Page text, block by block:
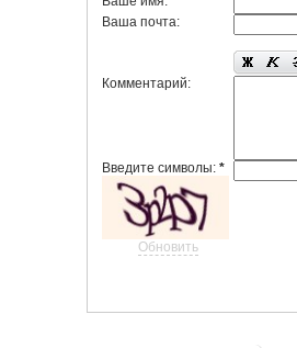
Ваша почта:
Комментарий:
Введите символы:*
Обновить